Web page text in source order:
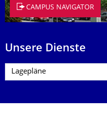
CAMPUS NAVIGATOR
Unsere Dienste